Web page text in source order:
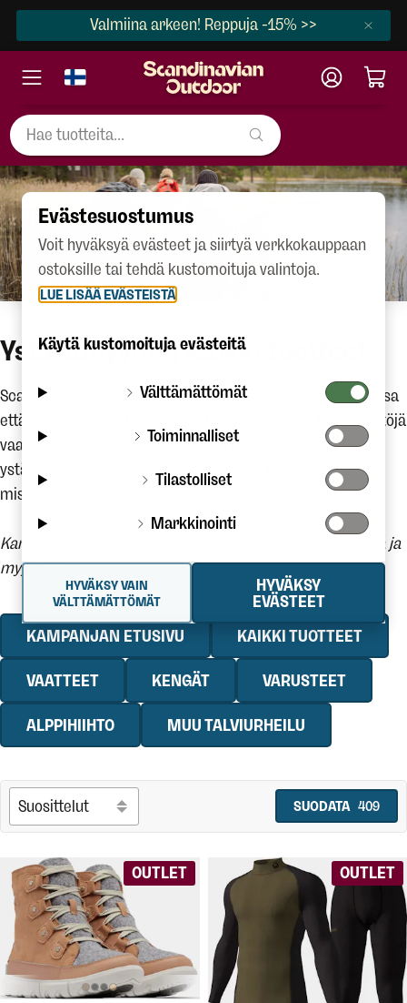
Valmiina arkeen! Reppuja -15% >>
Ystävämyynti | Kaikki tuotteet
Scandinavian Outdoorin ystävämyynti sekä verkkokaupassa
että myymälöissä! Loistava mahdollisuus tehdä huippulöytöjä
vaatteiden, kenkien ja varusteiden parista. Tarjolla
ystävämyyntihintoja ja mahtavia diilejä, joita et halua
missata!
Kampanja-aika 9.-20.10. Hinnat voimassa verkkokaupassa ja
myymälöissä.
KAMPANJAN ETUSIVU KAIKKI TUOTTEET
VAATTEET KENGÄT VARUSTEET
ALPPIHIIHTO MUU TALVIURHEILU
SUODATA 409
OUTLET OUTLET
Evästesuostumus
Voit hyväksyä evästeet ja siirtyä verkkokauppaan
ostoksille tai tehdä kustomoituja valintoja.
LUE LISÄÄ EVÄSTEISTÄ
Käytä kustomoituja evästeitä
Välttämättömät
Toiminnalliset
Tilastolliset
Markkinointi
HYVÄKSY
EVÄSTEET
HYVÄKSY VAIN
VÄLTTÄMÄTTÖMÄT